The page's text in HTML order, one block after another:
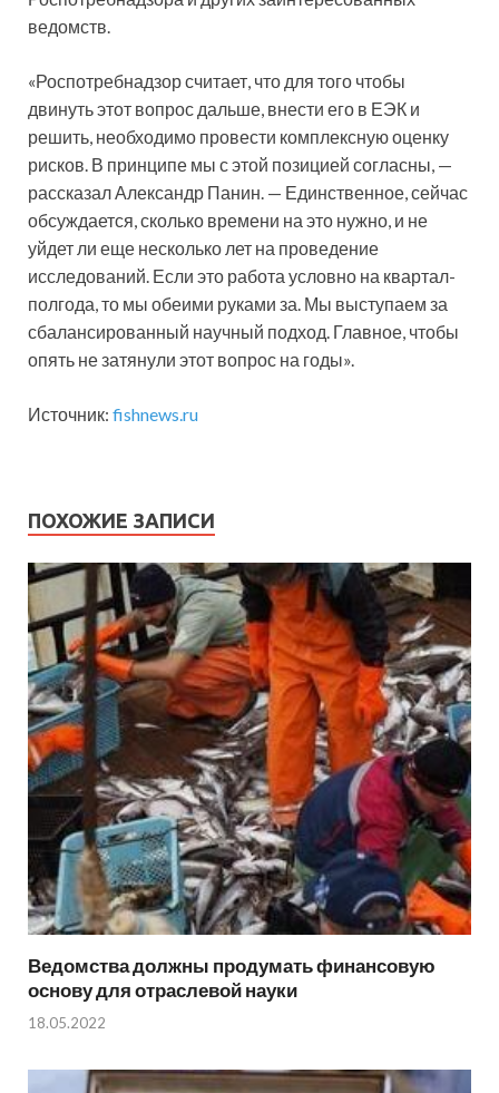
ведомств.
«Роспотребнадзор считает, что для того чтобы
двинуть этот вопрос дальше, внести его в ЕЭК и
решить, необходимо провести комплексную оценку
рисков. В принципе мы с этой позицией согласны, —
рассказал Александр Панин. — Единственное, сейчас
обсуждается, сколько времени на это нужно, и не
уйдет ли еще несколько лет на проведение
исследований. Если это работа условно на квартал-
полгода, то мы обеими руками за. Мы выступаем за
сбалансированный научный подход. Главное, чтобы
опять не затянули этот вопрос на годы».
Источник: fishnews.ru
ПОХОЖИЕ ЗАПИСИ
Ведомства должны продумать финансовую
основу для отраслевой науки
18.05.2022